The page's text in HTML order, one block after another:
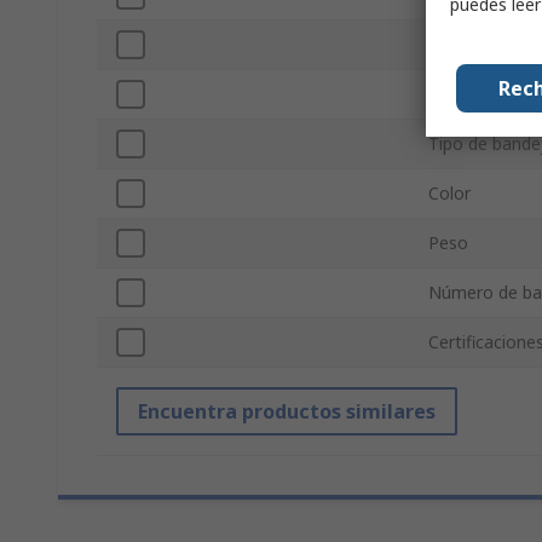
Con ruedas
Tipo de
Color
Peso
Número de
Encuentra productos similares